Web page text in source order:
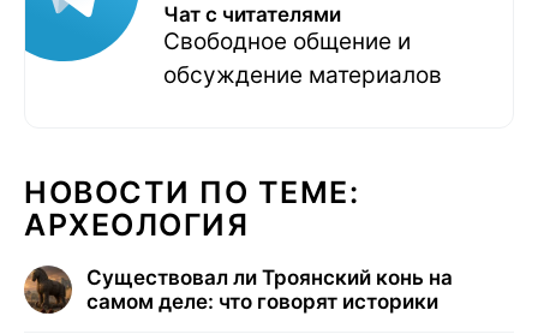
Чат с читателями
Свободное общение и
обсуждение материалов
НОВОСТИ ПО ТЕМЕ:
АРХЕОЛОГИЯ
Существовал ли Троянский конь на
самом деле: что говорят историки